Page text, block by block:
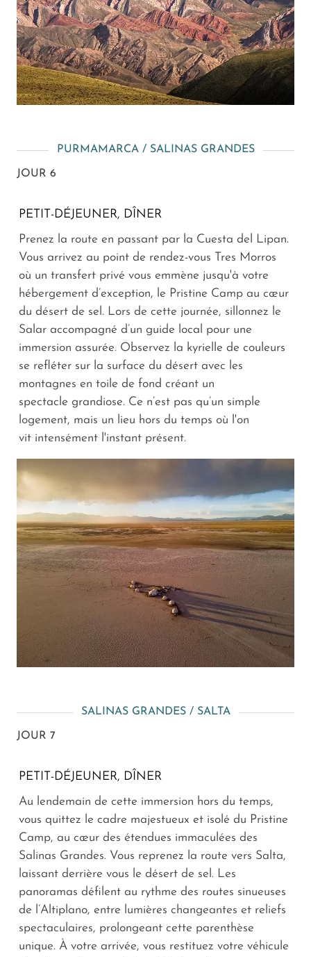
PURMAMARCA / SALINAS GRANDES
JOUR 6
PETIT-DÉJEUNER, DÎNER
Prenez la route en passant par la Cuesta del Lipan.
Vous arrivez au point de rendez-vous Tres Morros
où un transfert privé vous emmène jusqu'à votre
hébergement d’exception, le Pristine Camp au cœur
du désert de sel. Lors de cette journée, sillonnez le
Salar accompagné d’un guide local pour une
immersion assurée. Observez la kyrielle de couleurs
se refléter sur la surface du désert avec les
montagnes en toile de fond créant un
spectacle grandiose. Ce n’est pas qu’un simple
logement, mais un lieu hors du temps où l'on
vit intensément l'instant présent.
SALINAS GRANDES / SALTA
JOUR 7
PETIT-DÉJEUNER, DÎNER
Au lendemain de cette immersion hors du temps,
vous quittez le cadre majestueux et isolé du Pristine
Camp, au cœur des étendues immaculées des
Salinas Grandes. Vous reprenez la route vers Salta,
laissant derrière vous le désert de sel. Les
panoramas défilent au rythme des routes sinueuses
de l’Altiplano, entre lumières changeantes et reliefs
spectaculaires, prolongeant cette parenthèse
unique. À votre arrivée, vous restituez votre véhicule